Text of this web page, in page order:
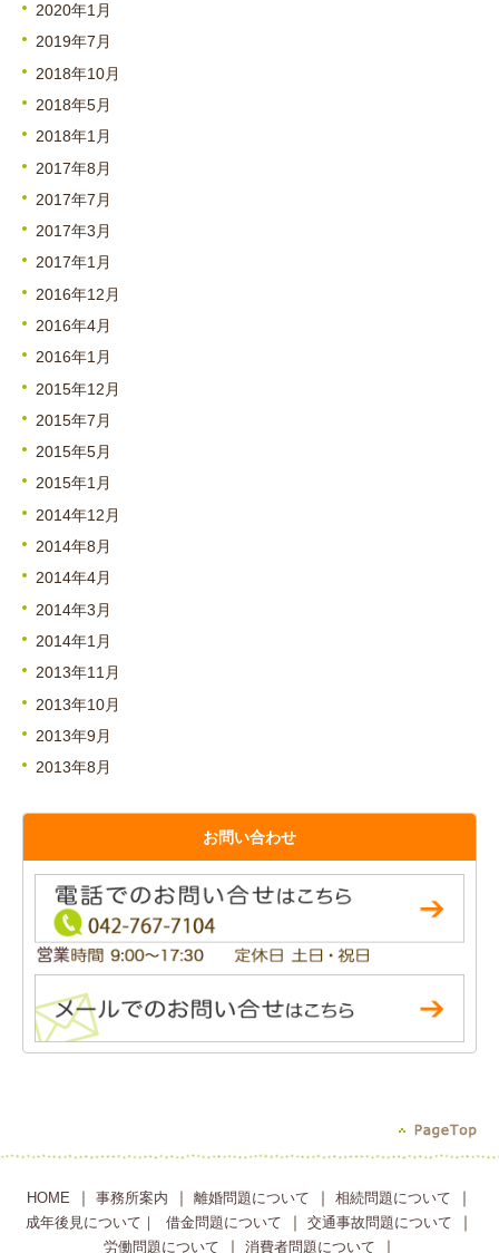
2020年1月
2019年7月
2018年10月
2018年5月
2018年1月
2017年8月
2017年7月
2017年3月
2017年1月
2016年12月
2016年4月
2016年1月
2015年12月
2015年7月
2015年5月
2015年1月
2014年12月
2014年8月
2014年4月
2014年3月
2014年1月
2013年11月
2013年10月
2013年9月
2013年8月
お問い合わせ
HOME ｜ 事務所案内 ｜ 離婚問題について ｜ 相続問題について ｜
成年後見について｜ 借金問題について ｜ 交通事故問題について ｜
労働問題について ｜ 消費者問題について ｜